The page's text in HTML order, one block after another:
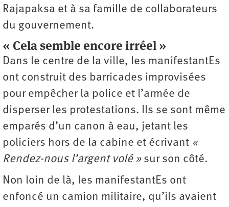
Rajapaksa et à sa famille de collaborateurs
du gouvernement.
« Cela semble encore irréel »
Dans le centre de la ville, les manifestantEs
ont construit des barricades improvisées
pour empêcher la police et l’armée de
disperser les protestations. Ils se sont même
emparés d’un canon à eau, jetant les
policiers hors de la cabine et écrivant «
Rendez-nous l’argent volé » sur son côté.
Non loin de là, les manifestantEs ont
enfoncé un camion militaire, qu’ils avaient